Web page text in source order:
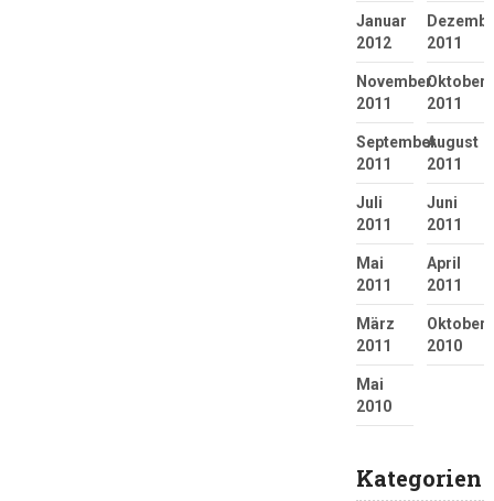
Januar
2012
2011
November
2011
Oktober
2011
September
2011
August
2011
Juli
2011
Juni
2011
Mai
2011
April
2011
März
2011
Oktober
2010
Mai
2010
Kategorien